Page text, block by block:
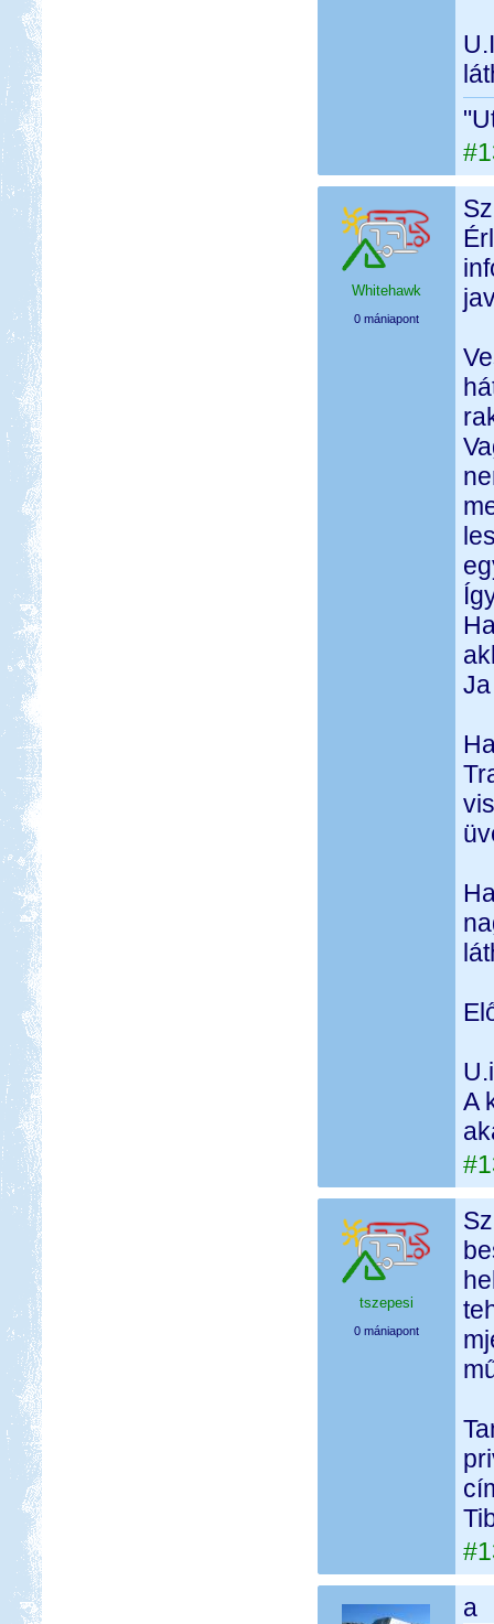
Whitehawk
0 mániapont
A
tszepesi
0 mániapont
a